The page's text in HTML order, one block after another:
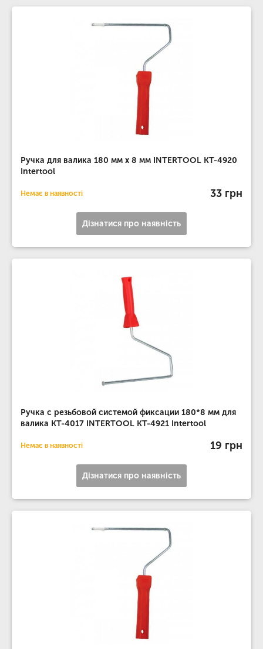
Ручка для валика 180 мм x 8 мм INTERTOOL KT-4920
Intertool
Немає в наявності 33 грн
Дізнатися про наявність
Ручка с резьбовой системой фиксации 180*8 мм для
валика KT-4017 INTERTOOL KT-4921 Intertool
Немає в наявності 19 грн
Дізнатися про наявність